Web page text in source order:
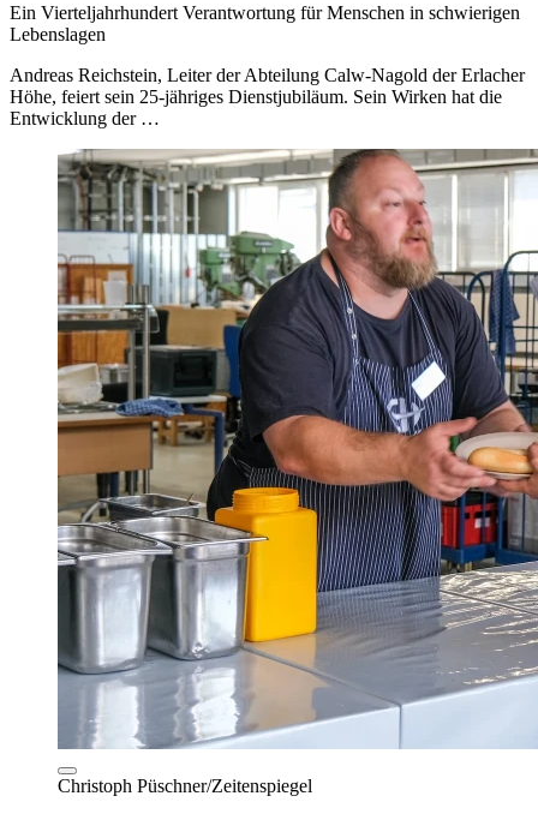
Ein Vierteljahrhundert Verantwortung für Menschen in schwierigen
Lebenslagen
Andreas Reichstein, Leiter der Abteilung Calw-Nagold der Erlacher
Höhe, feiert sein 25-jähriges Dienstjubiläum. Sein Wirken hat die
Entwicklung der …
Christoph Püschner/Zeitenspiegel